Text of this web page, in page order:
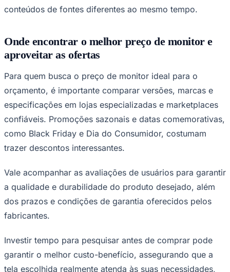
Vasco
conteúdos de fontes diferentes ao mesmo tempo.
Onde encontrar o melhor preço de monitor e
aproveitar as ofertas
Para quem busca o preço de monitor ideal para o
orçamento, é importante comparar versões, marcas e
especificações em lojas especializadas e marketplaces
confiáveis. Promoções sazonais e datas comemorativas,
como Black Friday e Dia do Consumidor, costumam
trazer descontos interessantes.
Vale acompanhar as avaliações de usuários para garantir
a qualidade e durabilidade do produto desejado, além
dos prazos e condições de garantia oferecidos pelos
fabricantes.
Investir tempo para pesquisar antes de comprar pode
garantir o melhor custo-benefício, assegurando que a
tela escolhida realmente atenda às suas necessidades,